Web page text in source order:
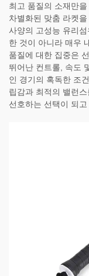
최고 품질의 소재만
차별화된 맞춤 라켓
사양의 고성능 유리
한 것이 아니라 매우
품질에 대한 집중은
뛰어난 컨트롤, 속도
인 경기의 혹독한 조
립감과 최적의 밸런
선호하는 선택이 되고